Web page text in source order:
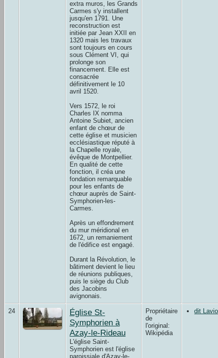
extra muros, les Grands
Carmes s'y installent
jusqu'en 1791. Une
reconstruction est
initiée par Jean XXII en
1320 mais les travaux
sont toujours en cours
sous Clément VI, qui
prolonge son
financement. Elle est
consacrée
définitivement le 10
avril 1520.
Vers 1572, le roi
Charles IX nomma
Antoine Subiet, ancien
enfant de chœur de
cette église et musicien
ecclésiastique réputé à
la Chapelle royale,
évêque de Montpellier.
En qualité de cette
fonction, il créa une
fondation remarquable
pour les enfants de
chœur auprès de Saint-
Symphorien-les-
Carmes.
Après un effondrement
du mur méridional en
1672, un remaniement
de l'édifice est engagé.
Durant la Révolution, le
bâtiment devient le lieu
de réunions publiques,
puis le siège du Club
des Jacobins
avignonais.
24
Église St-
Symphorien à
Azay-le-Rideau
L'église Saint-
Symphorien est l'église
paroissiale d'Azay-le-
Propriétaire
de
l'original:
Wikipédia
dit